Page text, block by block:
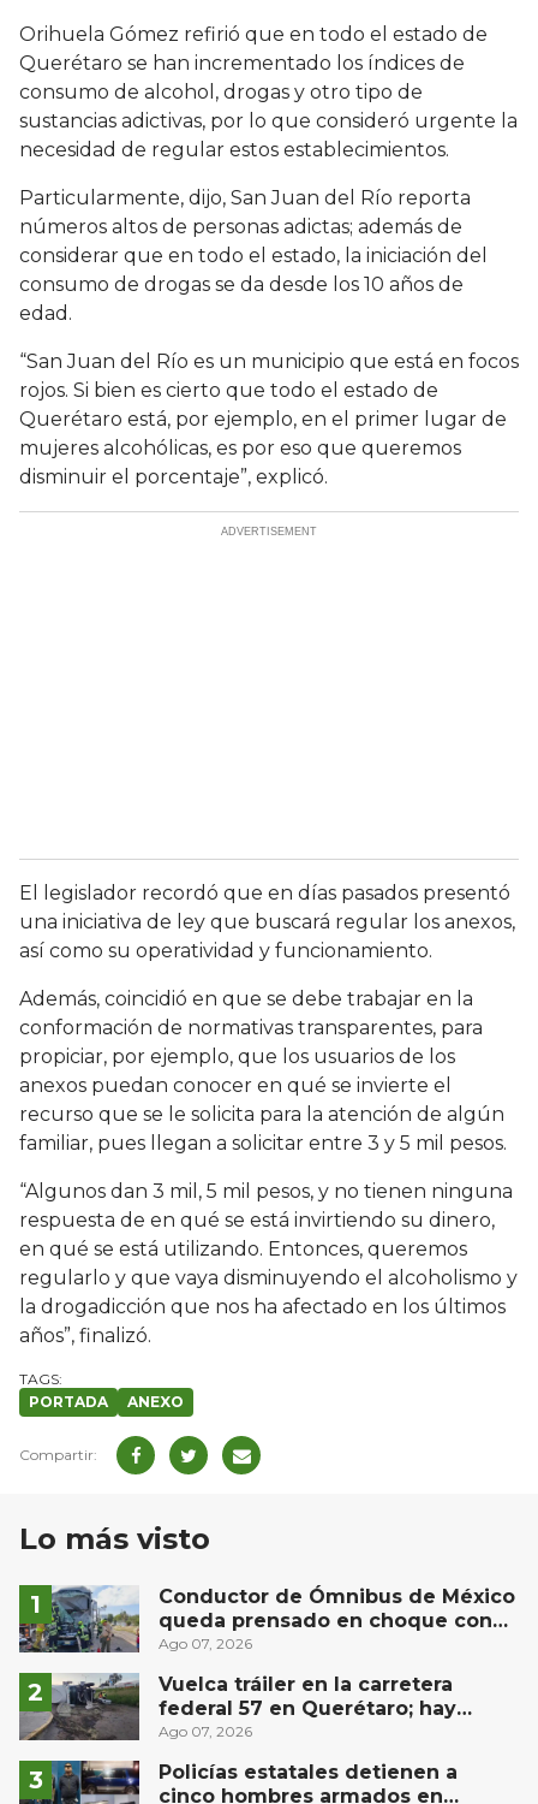
Orihuela Gómez refirió que en todo el estado de
Querétaro se han incrementado los índices de
consumo de alcohol, drogas y otro tipo de
sustancias adictivas, por lo que consideró urgente la
necesidad de regular estos establecimientos.
Particularmente, dijo, San Juan del Río reporta
números altos de personas adictas; además de
considerar que en todo el estado, la iniciación del
consumo de drogas se da desde los 10 años de
edad.
“San Juan del Río es un municipio que está en focos
rojos. Si bien es cierto que todo el estado de
Querétaro está, por ejemplo, en el primer lugar de
mujeres alcohólicas, es por eso que queremos
disminuir el porcentaje”, explicó.
El legislador recordó que en días pasados presentó
una iniciativa de ley que buscará regular los anexos,
así como su operatividad y funcionamiento.
Además, coincidió en que se debe trabajar en la
conformación de normativas transparentes, para
propiciar, por ejemplo, que los usuarios de los
anexos puedan conocer en qué se invierte el
recurso que se le solicita para la atención de algún
familiar, pues llegan a solicitar entre 3 y 5 mil pesos.
“Algunos dan 3 mil, 5 mil pesos, y no tienen ninguna
respuesta de en qué se está invirtiendo su dinero,
en qué se está utilizando. Entonces, queremos
regularlo y que vaya disminuyendo el alcoholismo y
la drogadicción que nos ha afectado en los últimos
años”, finalizó.
PORTADA ANEXO
Lo más visto
Conductor de Ómnibus de México
queda prensado en choque con
materialista en San Juan del Río
Ago 07, 2026
Vuelca tráiler en la carretera
federal 57 en Querétaro; hay
derrame de combustible
Ago 07, 2026
Policías estatales detienen a
cinco hombres armados en